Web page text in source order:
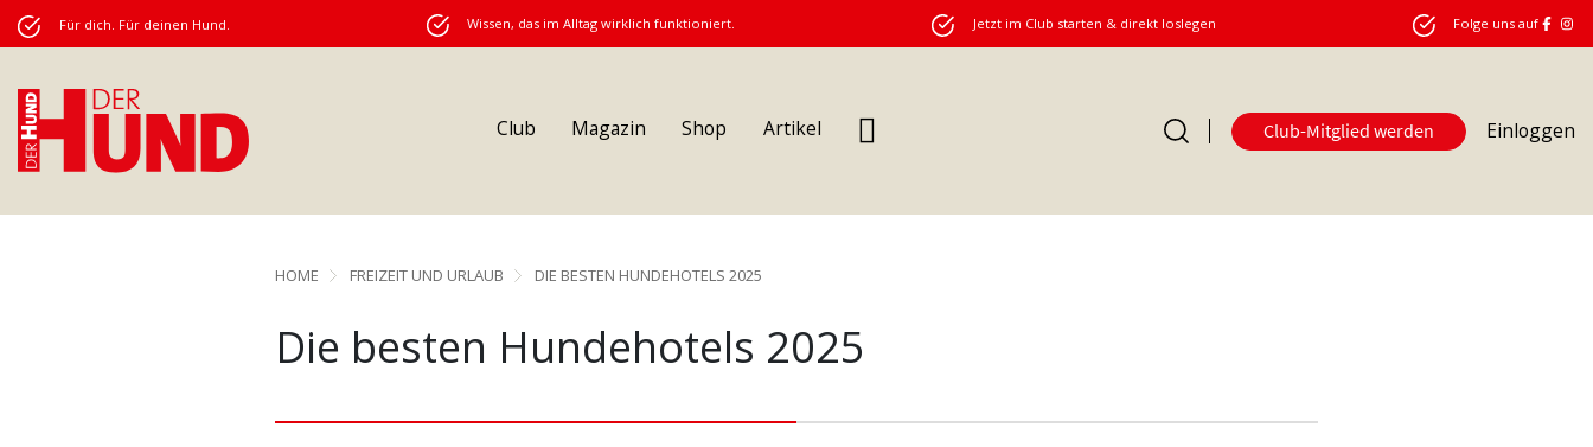
Für dich. Für deinen Hund. Wissen, das im Alltag wirklich funktioniert. Jetzt im Club starten & direkt loslegen Folge uns auf
Club Magazin Shop Artikel Club-Mitglied werden Einloggen
HOME FREIZEIT UND URLAUB DIE BESTEN HUNDEHOTELS 2025
Die besten Hundehotels 2025